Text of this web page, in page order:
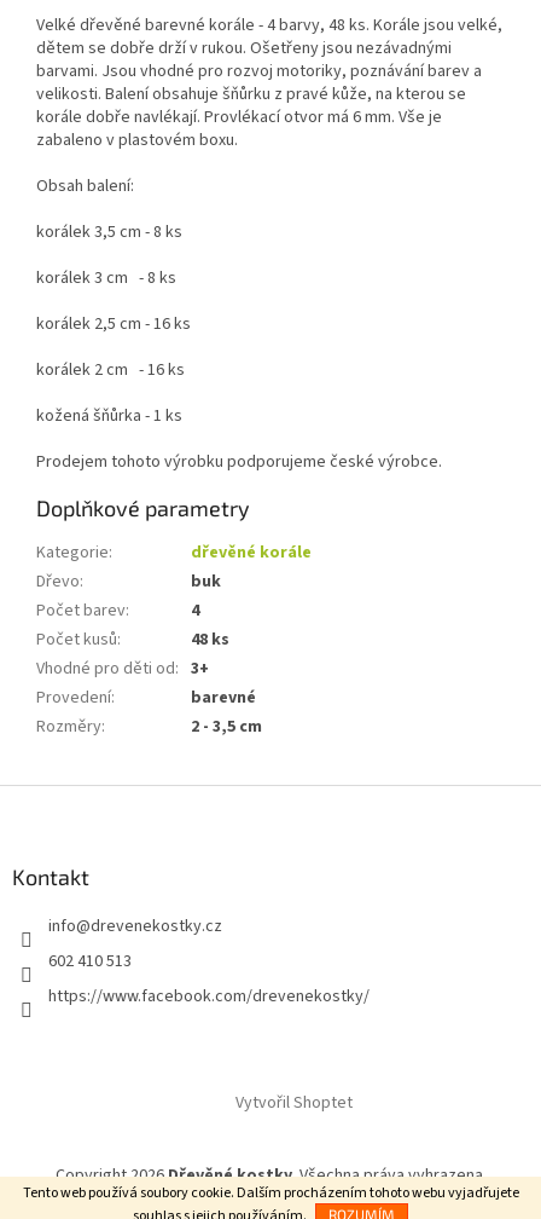
Tento web používá soubory cookie. Dalším procházením tohoto webu vyjadřujete
ROZUMÍM
Velké dřevěné barevné korále - 4 barvy, 48 ks. Korále jsou velké,
dětem se dobře drží v rukou. Ošetřeny jsou nezávadnými
barvami. Jsou vhodné pro rozvoj motoriky, poznávání barev a
velikosti. Balení obsahuje šňůrku z pravé kůže, na kterou se
korále dobře navlékají. Provlékací otvor má 6 mm. Vše je
zabaleno v plastovém boxu.
Obsah balení:
korálek 3,5 cm - 8 ks
korálek 3 cm - 8 ks
korálek 2,5 cm - 16 ks
korálek 2 cm - 16 ks
kožená šňůrka - 1 ks
Prodejem tohoto výrobku podporujeme české výrobce.
Doplňkové parametry
Kategorie:
dřevěné korále
Dřevo:
buk
Počet barev:
4
Počet kusů:
48 ks
Vhodné pro děti od: 3+
Provedení:
barevné
Rozměry: 2 - 3,5 cm
Kontakt
info@drevenekostky.cz
602 410 513
https://www.facebook.com/drevenekostky/
Vytvořil Shoptet
Copyright 2026Dřevěné kostky. Všechna práva vyhrazena.